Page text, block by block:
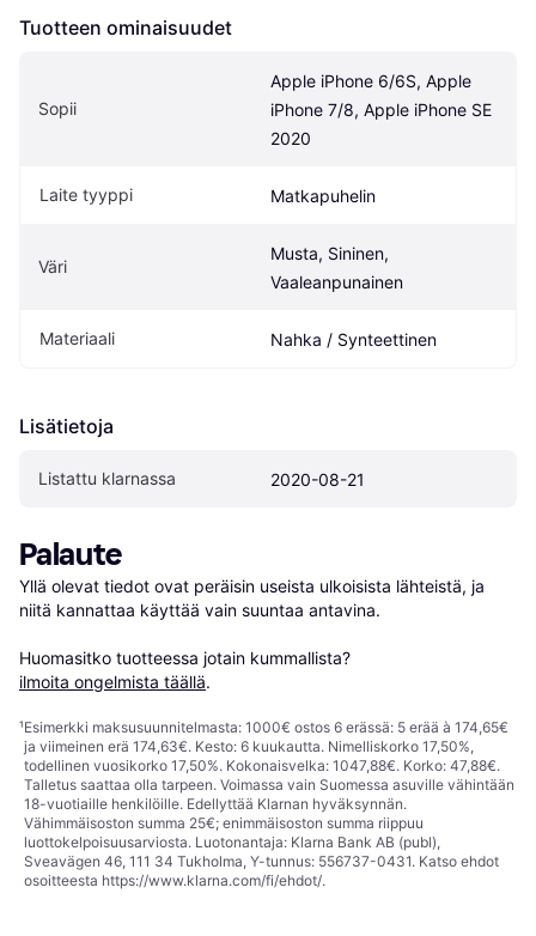
Tuotteen ominaisuudet
Sopii
Apple iPhone 6/6S, Apple
iPhone 7/8, Apple iPhone SE
2020
Laite tyyppi Matkapuhelin
Väri
Musta, Sininen,
Vaaleanpunainen
Materiaali Nahka / Synteettinen
Lisätietoja
Listattu klarnassa 2020-08-21
Palaute
Yllä olevat tiedot ovat peräisin useista ulkoisista lähteistä, ja
niitä kannattaa käyttää vain suuntaa antavina.
Huomasitko tuotteessa jotain kummallista?
ilmoita ongelmista täällä.
¹Esimerkki maksusuunnitelmasta: 1000€ ostos 6 erässä: 5 erää à 174,65€
ja viimeinen erä 174,63€. Kesto: 6 kuukautta. Nimelliskorko 17,50%,
todellinen vuosikorko 17,50%. Kokonaisvelka: 1047,88€. Korko: 47,88€.
Talletus saattaa olla tarpeen. Voimassa vain Suomessa asuville vähintään
18-vuotiaille henkilöille. Edellyttää Klarnan hyväksynnän.
Vähimmäisoston summa 25€; enimmäisoston summa riippuu
luottokelpoisuusarviosta. Luotonantaja: Klarna Bank AB (publ),
Sveavägen 46, 111 34 Tukholma, Y-tunnus: 556737-0431. Katso ehdot
osoitteesta https://www.klarna.com/fi/ehdot/.